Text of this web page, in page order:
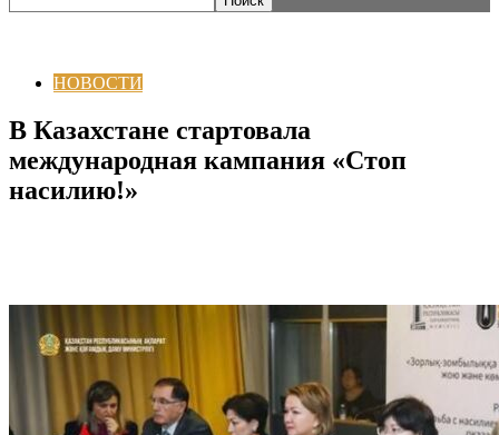
НОВОСТИ
В Казахстане стартовала
международная кампания «Стоп
насилию!»